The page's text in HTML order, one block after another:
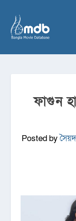
ফাগুন
Posted by